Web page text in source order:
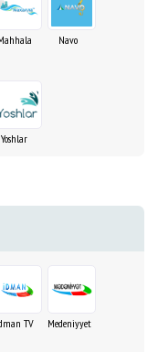
Navo
Yoshlar
TV Medeniyyet